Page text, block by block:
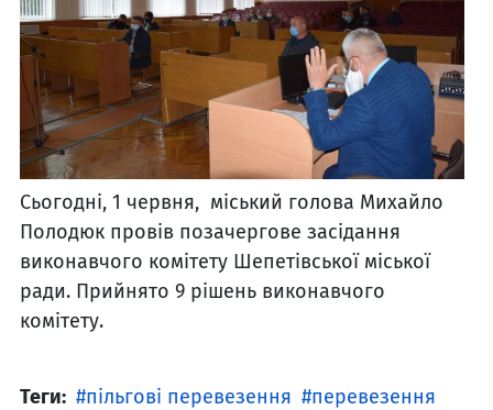
Сьогодні, 1 червня, міський голова Михайло
Полодюк провів позачергове засідання
виконавчого комітету Шепетівської міської
ради. Прийнято 9 рішень виконавчого
комітету.
Теги: пільгові перевезення
перевезення